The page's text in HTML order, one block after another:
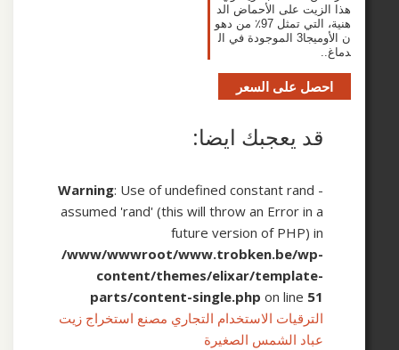
على الأحماض الد
هنية، التي تمثل 97٪ من دهو
ن الأوميجا3 الموجودة في ال
على السعر
يعجبك ايضا:
Warning: Use of undefined constant rand
assumed 'rand' (this will throw an Error in
future version of PHP)
/www/wwwroot/www.trobken.be/
content/themes/elixar/
parts/content-single.php
الاستخدام التجاري مصنع استخراج زيت
الشمس الصغيرة